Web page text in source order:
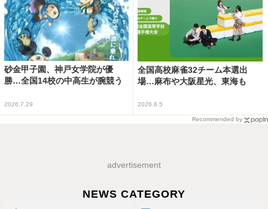
砂金甲子園、神戸女学院が優
勝…全国14校の中高生が腕競う
2026.7.29
全国高校麻雀32チーム本選出
場…麻布や大阪星光、東海も
2026.8.5
Recommended by
advertisement
NEWS CATEGORY